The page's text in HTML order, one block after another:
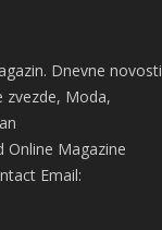
Dnevne novosti
zvezde, Moda,
Online Magazine
Email: